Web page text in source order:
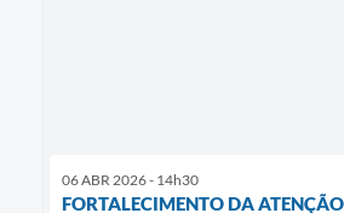
06 ABR 2026 - 14h30
FORTALECIMENTO DA